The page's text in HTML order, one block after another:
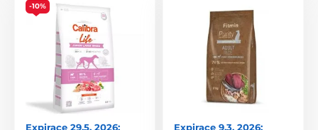
-10%
Expirace 29.5. 2026:
Expirace 9.3. 2026: